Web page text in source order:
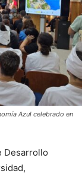
Azul celebrado en
Desarrollo